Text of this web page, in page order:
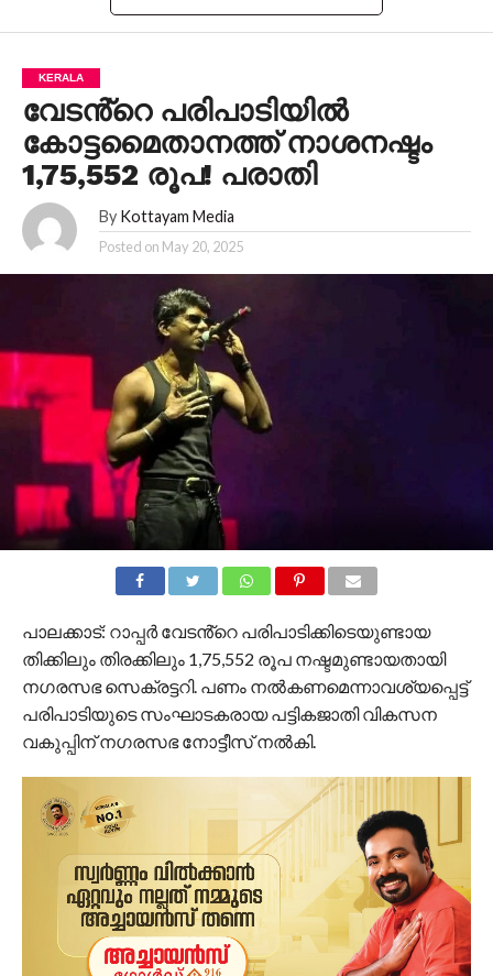
KERALA
വേടൻ്റെ പരിപാടിയിൽ
കോട്ടമൈതാനത്ത് നാശനഷ്ടം
1,75,552 രൂപ! പരാതി
By Kottayam Media
Posted on May 20, 2025
പാലക്കാട്: റാപ്പർ വേടൻ്റെ പരിപാടിക്കിടെയുണ്ടായ
തിക്കിലും തിരക്കിലും 1,75,552 രൂപ നഷ്ടമുണ്ടായതായി
നഗരസഭ സെക്രട്ടറി. പണം നൽകണമെന്നാവശ്യപ്പെട്ട്
പരിപാടിയുടെ സംഘാടകരായ പട്ടികജാതി വികസന
വകുപ്പിന് നഗരസഭ നോട്ടീസ് നൽകി.